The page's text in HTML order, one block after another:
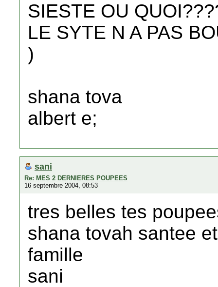
SIESTE OU
LE SYTE N A PAS
)
shana tova
albert e;
sani
Re: MES 2 DERNIERES POUPEES
16 septembre 2004, 08:53
tres belles tes
shana tovah santee
famille
sani